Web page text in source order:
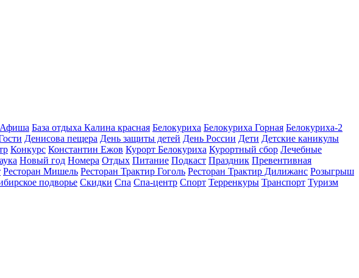
Афиша База отдыха Калина красная Белокуриха Белокуриха Горная Белокуриха-2
Денисова пещера День защиты детей День России Дети Детские каникулы
Конкурс Константин Ежов Курорт Белокуриха Курортный сбор Лечебные
Новый год Номера Отдых Питание Подкаст Праздник Превентивная
Ресторан Мишель Ресторан Трактир Гоголь Ресторан Трактир Дилижанс Розыгрыш
подворье Скидки Спа Спа-центр Спорт Терренкуры Транспорт Туризм